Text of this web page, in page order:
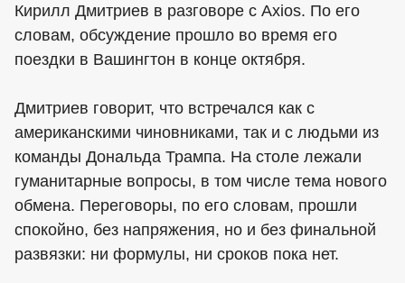
Кирилл Дмитриев в разговоре с Axios. По его
словам, обсуждение прошло во время его
поездки в Вашингтон в конце октября.
Дмитриев говорит, что встречался как с
американскими чиновниками, так и с людьми из
команды Дональда Трампа. На столе лежали
гуманитарные вопросы, в том числе тема нового
обмена. Переговоры, по его словам, прошли
спокойно, без напряжения, но и без финальной
развязки: ни формулы, ни сроков пока нет.